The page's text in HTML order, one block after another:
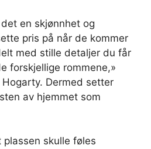
en skjønnhet og
pris på når de kommer
med stille detaljer du får
forskjellige rommene,»
Dermed setter
av hjemmet som
skulle føles